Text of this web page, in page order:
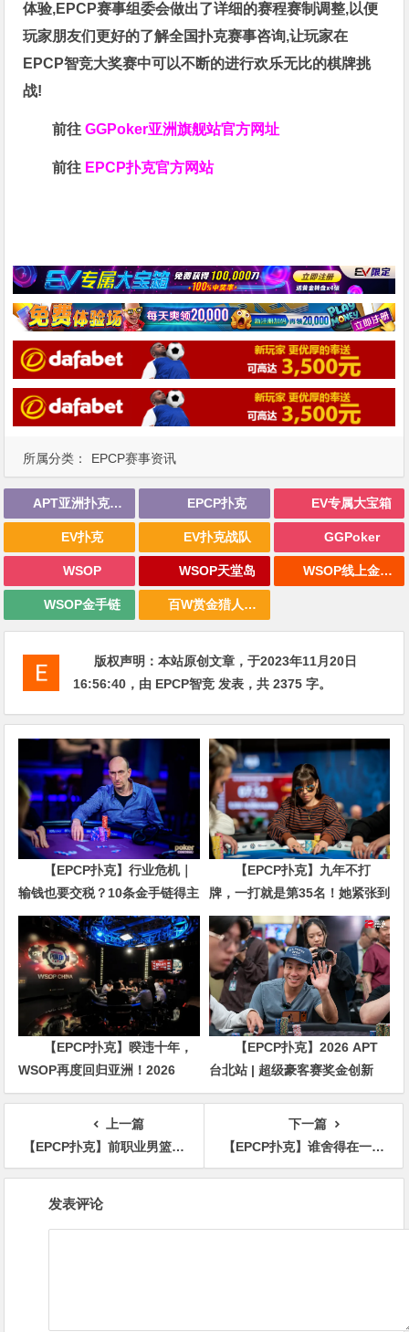
所属分类： EPCP赛事资讯
体验,EPCP赛事组委会做出了详细的赛程赛制调整,以便
玩家朋友们更好的了解全国扑克赛事咨询,让玩家在
EPCP智竞大奖赛中可以不断的进行欢乐无比的棋牌挑
战!
前往GGPoker亚洲旗舰站官方网址
前往 EPCP扑克官方网站
APT亚洲扑克巡回赛 EPCP扑克 EV专属大宝箱
EV扑克 EV扑克战队 GGPoker
WSOP WSOP天堂岛 WSOP线上金手链
WSOP金手链 百W赏金猎人大奖赛
版权声明：本站原创文章，于2023年11月20日
16:56:40 ，由 EPCP智竞 发表，共 2375 字。
【EPCP扑克】行业危机｜
输钱也要交税？10条金手链得主
直言“扛不住”，主动砍掉四分之
三比赛
【EPCP扑克】九年不打
牌，一打就是第35名！她紧张到
脚悬空，但全世界以为她很淡定
【EPCP扑克】暌违十年，
WSOP再度回归亚洲！2026
APL济州站6月19-28日盛大登
【EPCP扑克】2026 APT
台北站 | 超级豪客赛奖金创新
高，美国选手Ethan
“Rampage” Yau领跑全场！
上一篇
【EPCP扑克】前职业男篮一手hero call获WSOPE主赛冠军，台湾选手Eric Tsai获得亚军
下一篇
【EPCP扑克】谁舍得在一个200多万的底池丢掉AA？能丢的都是高手！
发表评论